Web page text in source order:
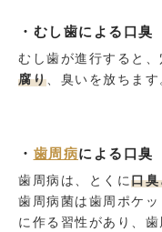
・むし歯による口臭
むし歯が進行すると、
腐り 、臭いを放ちます
・ 歯周病による口臭
歯周病は、とくに口臭
歯周病菌は歯周ポケ
に作る習性があり、